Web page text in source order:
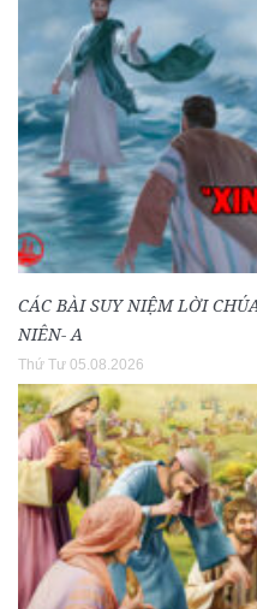
CÁC BÀI SUY NIỆM LỜI
NIÊN- A
Thứ Tư 05.08.2026